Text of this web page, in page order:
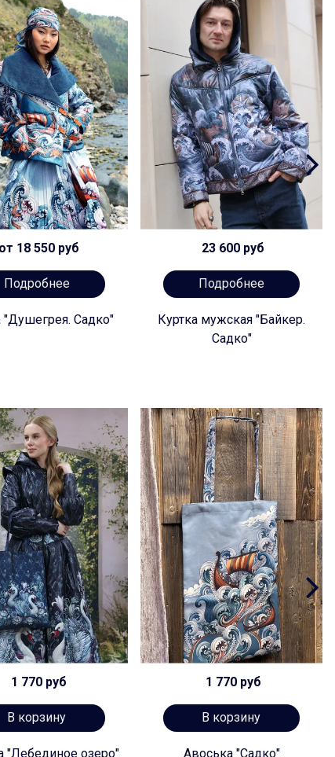
от 18 550 руб
Подробнее
"Душегрея. Садко"
23 600 руб
Подробнее
Куртка мужская "Байкер.
Садко"
1 770 руб
В корзину
"Лебединое озеро"
1 770 руб
В корзину
Авоська "Садко"